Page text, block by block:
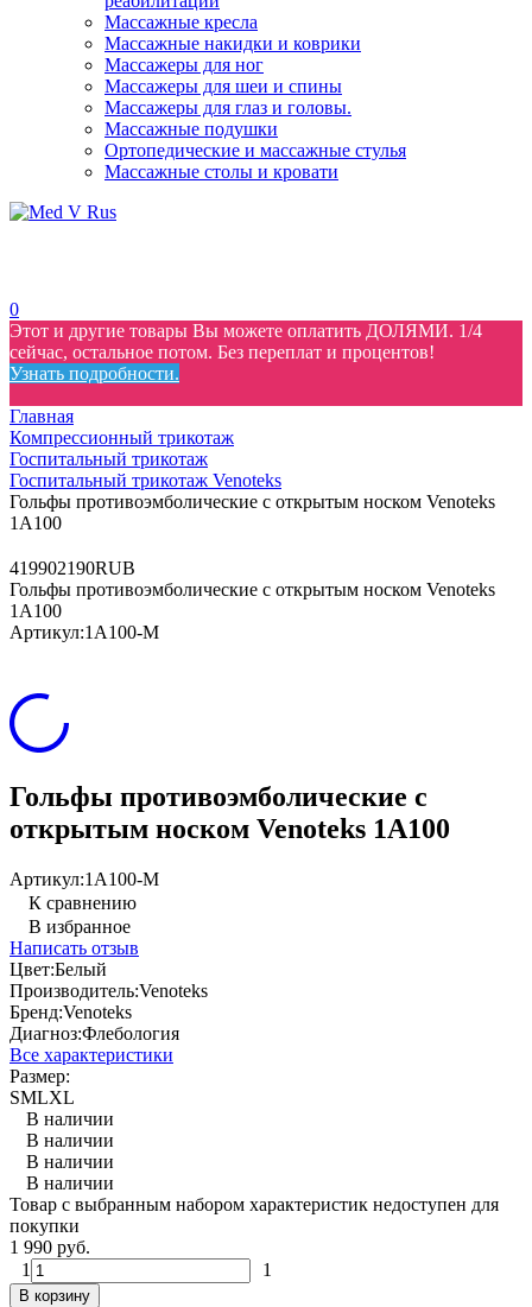
Массажные кресла
Массажные накидки и коврики
Массажеры для ног
Массажеры для шеи и спины
Массажеры для глаз и головы.
Массажные подушки
Ортопедические и массажные стулья
Массажные столы и кровати
0
Этот и другие товары Вы можете оплатить ДОЛЯМИ. 1/4
сейчас, остальное потом. Без переплат и процентов!
Узнать подробности.
Главная
Компрессионный трикотаж
Госпитальный трикотаж
Госпитальный трикотаж Venoteks
Гольфы противоэмболические с открытым носком Venoteks
1A100
419902190RUB
Гольфы противоэмболические с открытым носком Venoteks
1A100
Артикул:1A100-M
Гольфы противоэмболические с
открытым носком Venoteks 1A100
Артикул:1A100-M
К сравнению
В избранное
Написать отзыв
Цвет:Белый
Производитель:Venoteks
Бренд:Venoteks
Диагноз:Флебология
Все характеристики
Размер:
SMLXL
В наличии
В наличии
В наличии
В наличии
Товар с выбранным набором характеристик недоступен для
покупки
1 990 руб.
1
1
В корзину